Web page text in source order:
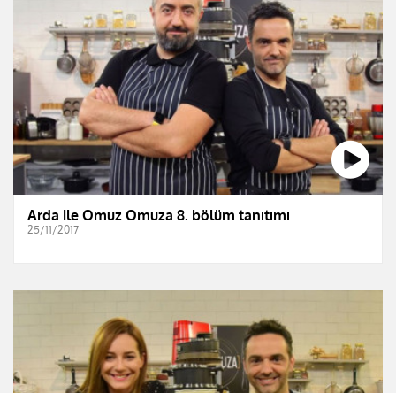
Arda ile Omuz Omuza 8. bölüm tanıtımı
25/11/2017